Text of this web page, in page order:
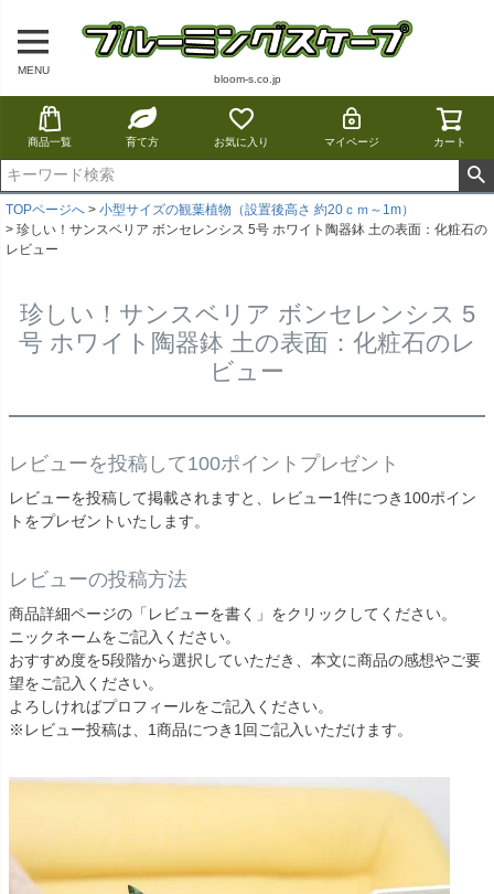
MENU
bloom-s.co.jp
商品一覧 育て方 お気に入り マイページ カート
TOPページへ
小型サイズの観葉植物（設置後高さ 約20ｃｍ～1m）
珍しい！サンスベリア ボンセレンシス 5号 ホワイト陶器鉢 土の表面：化粧石の
レビュー
珍しい！サンスベリア ボンセレンシス 5
号 ホワイト陶器鉢 土の表面：化粧石のレ
ビュー
レビューを投稿して100ポイントプレゼント
レビューを投稿して掲載されますと、レビュー1件につき100ポイン
トをプレゼントいたします。
レビューの投稿方法
商品詳細ページの「レビューを書く」をクリックしてください。
ニックネームをご記入ください。
おすすめ度を5段階から選択していただき、本文に商品の感想やご要
望をご記入ください。
よろしければプロフィールをご記入ください。
※レビュー投稿は、1商品につき1回ご記入いただけます。